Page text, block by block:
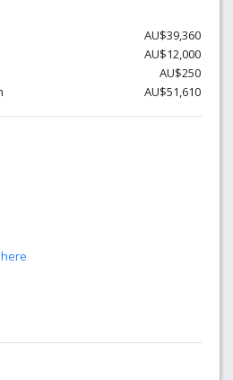
bị cho sinh viên thành công,
​​thức để thành công trong sự
AU$39,360
AU$12,000
AU$250
AU$51,610